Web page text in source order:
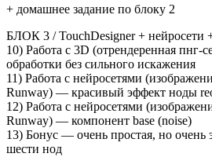
+ домашнее задание по блоку 2
БЛОК 3 / TouchDesigner + нейросети
10) Работа с 3D (отрендеренная
обработки без сильного искажения
11) Работа с нейросетями
Runway) — красивый эффект ноды
12) Работа с нейросетями
Runway) — компонент base (noise)
13) Бонус — очень простая, но очень
шести нод